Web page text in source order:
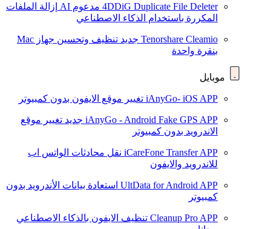
4DDiG Duplicate File Deleter مدعوم AI
إزالة الملفات
المكررة باستخدام الذكاء الاصطناعي
Tenorshare Cleamio جديد
تنظيف وتحسين جهاز Mac
بنقرة واحدة
موبايل
iAnyGo- iOS APP تغيير موقع الايفون بدون كمبيوتر
iAnyGo - Android Fake GPS APP جديد تغيير موقع
الاندرويد بدون كمبيوتر
iCareFone Transfer APP نقل محادثات الواتس اب
للاندرويد والايفون
UltData for Android APP استعادة بيانات الأندرويد بدون
كمبيوتر
Cleanup Pro APP تنظيف الايفون بالذكاء الاصطناعي